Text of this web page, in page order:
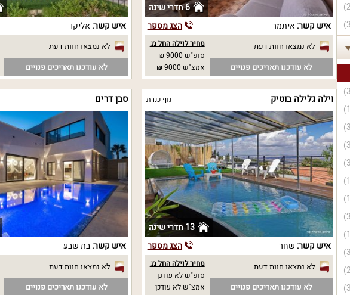
6 חדרי שינה
איש קשר: איתמר הצג מספר
לא נמצאו חוות דעת
לא עודכנו תאריכים פנויים
מחיר לוילה החל מ:
סופ"ש 9000 ₪
אמצ"ש 9000 ₪
איש קשר: אליקו
לא נמצאו חוות דעת
לא עודכנו תאריכים פנויים
וילה גלילה בוטיק נוף כנרת
13 חדרי שינה
איש קשר: שחר הצג מספר
לא נמצאו חוות דעת
לא עודכנו תאריכים פנויים
מחיר לוילה החל מ:
סופ"ש לא עודכן
אמצ"ש לא עודכן
סבן דרים
איש קשר:בת שבע
לא נמצאו חוות דעת
לא עודכנו תאריכים פנויים